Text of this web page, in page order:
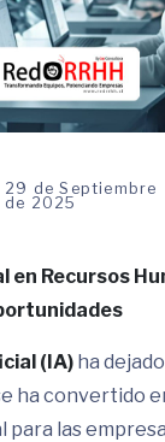
29 de Septiembre
de 2025
Recursos
(IA) ha
ha convertido
las